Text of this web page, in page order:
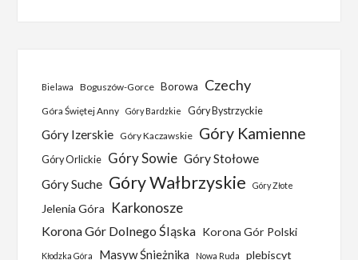
Bielawa Boguszów-Gorce Borowa Czechy
Góra Świętej Anny Góry Bardzkie Góry Bystrzyckie
Góry Izerskie Góry Kaczawskie Góry Kamienne
Góry Orlickie Góry Sowie Góry Stołowe
Góry Suche Góry Wałbrzyskie Góry Złote
Jelenia Góra Karkonosze
Korona Gór Dolnego Śląska Korona Gór Polski
Kłodzka Góra Masyw Śnieżnika Nowa Ruda plebiscyt